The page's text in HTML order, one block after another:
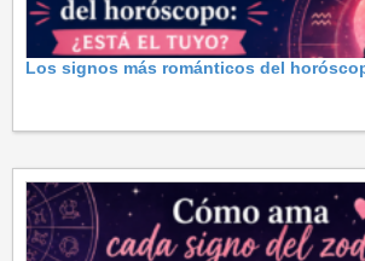
Los signos más románticos del